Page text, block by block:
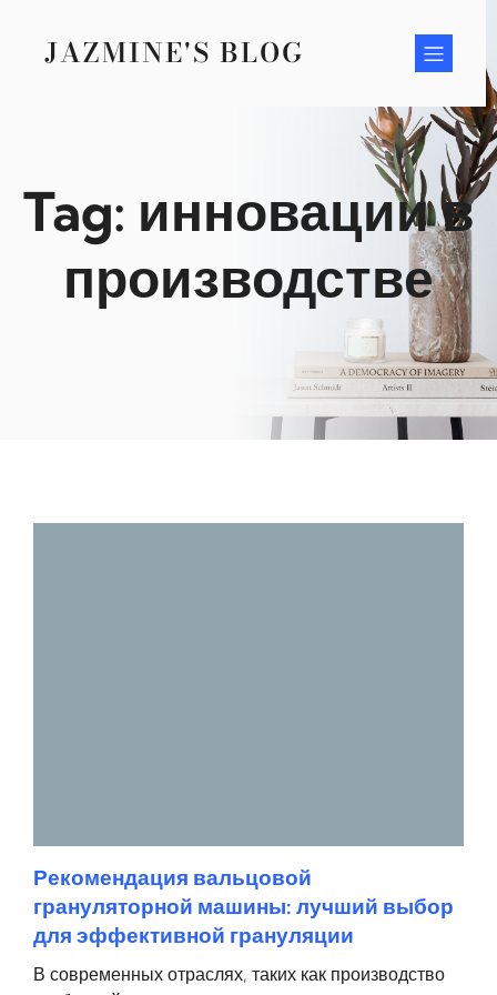
contentJAZMINE'S BLOG
Tag: инновации в
производстве
Рекомендация вальцовой
грануляторной машины: лучший выбор
для эффективной грануляции
В современных отраслях, таких как производство